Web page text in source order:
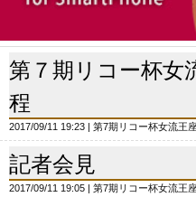
第７期リコー杯女
程
2017/09/11 19:23 第7期リコー杯女流王
記者会見
2017/09/11 19:05 第7期リコー杯女流王